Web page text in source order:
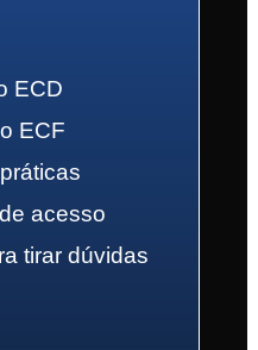
ECD
ECF
acesso
tirar dúvidas